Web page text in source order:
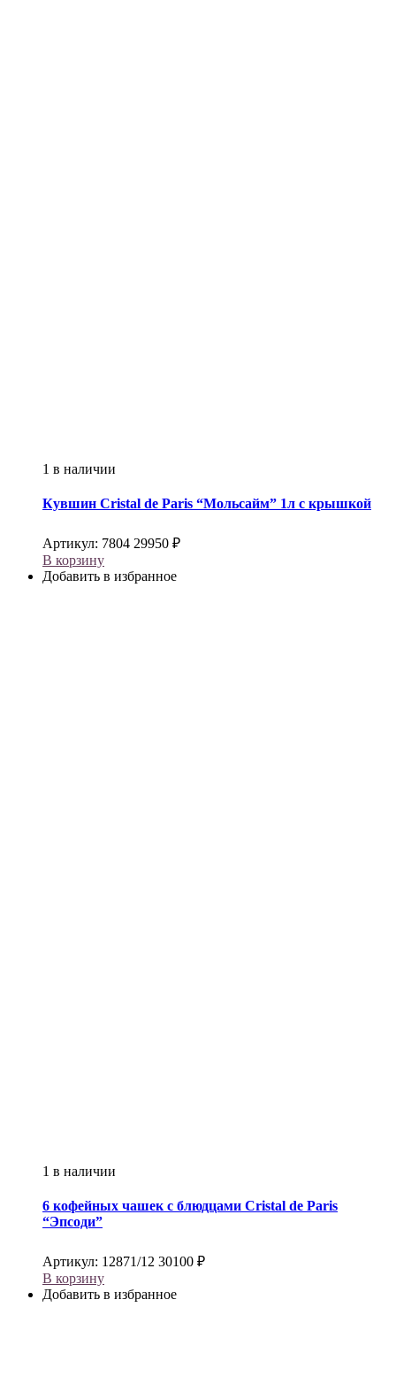
1 в наличии
Кувшин Cristal de Paris “Мольсайм” 1л с крышкой
Артикул: 7804 29950 ₽
В корзину
Добавить в избранное
1 в наличии
6 кофейных чашек с блюдцами Cristal de Paris
“Эпсоди”
Артикул: 12871/12 30100 ₽
В корзину
Добавить в избранное